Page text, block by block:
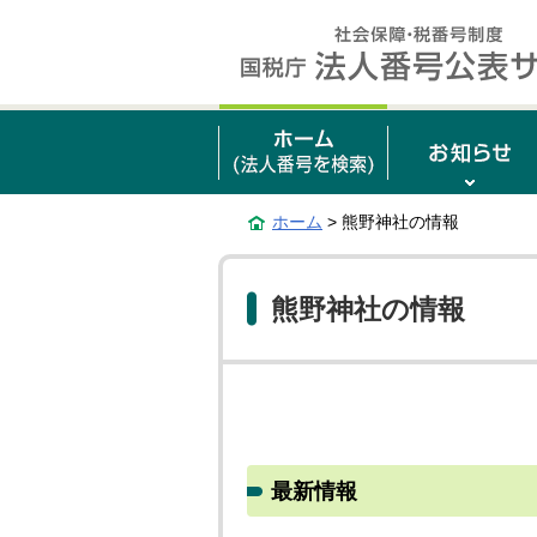
ホーム > 熊野神社の情報
熊野神社の情報
最新情報